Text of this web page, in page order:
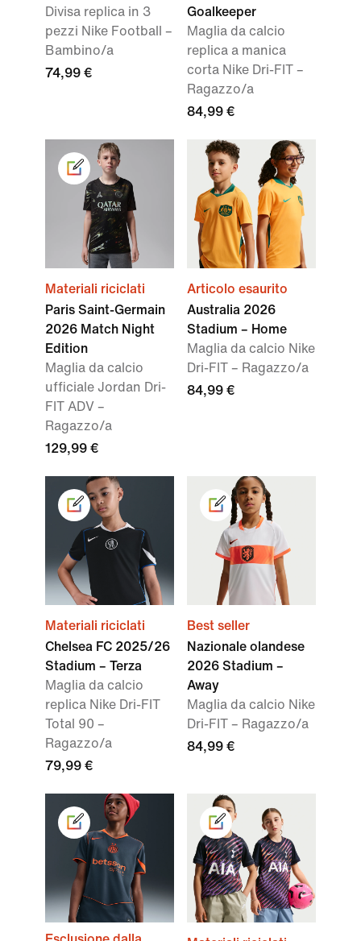
Divisa replica in 3
pezzi Nike Football –
Bambino/a
74,99 €
Goalkeeper
Maglia da calcio
replica a manica
corta Nike Dri-FIT –
Ragazzo/a
84,99 €
Materiali riciclati
Paris Saint-Germain
2026 Match Night
Edition
Maglia da calcio
ufficiale Jordan Dri-
FIT ADV –
Ragazzo/a
129,99 €
Articolo esaurito
Australia 2026
Stadium – Home
Maglia da calcio Nike
Dri-FIT – Ragazzo/a
84,99 €
Materiali riciclati
Chelsea FC 2025/26
Stadium – Terza
Maglia da calcio
replica Nike Dri-FIT
Total 90 –
Ragazzo/a
79,99 €
Best seller
Nazionale olandese
2026 Stadium –
Away
Maglia da calcio Nike
Dri-FIT – Ragazzo/a
84,99 €